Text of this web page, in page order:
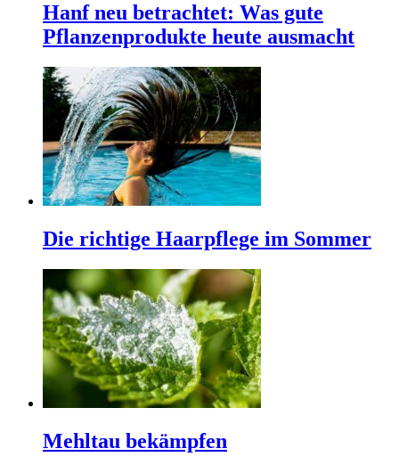
Hanf neu betrachtet: Was gute
Pflanzenprodukte heute ausmacht
Die richtige Haarpflege im Sommer
Mehltau bekämpfen